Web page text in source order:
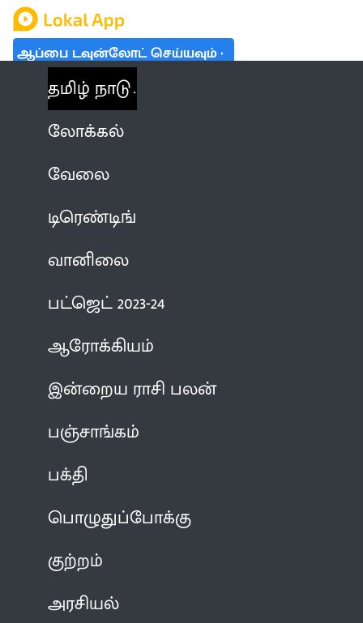
ஆப்பை டவுன்லோட் செய்யவும்
தமிழ் நாடு
லோக்கல்
வேலை
டிரெண்டிங்
வானிலை
பட்ஜெட் 2023-24
ஆரோக்கியம்
இன்றைய ராசி பலன்
பஞ்சாங்கம்
பக்தி
பொழுதுப்போக்கு
குற்றம்
அரசியல்